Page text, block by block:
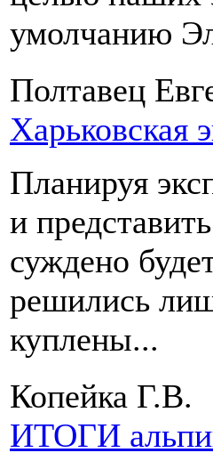
умолчанию
Полтавец
Планируя
и
суждено
решились
куплены...
Копейка Г.В.
ИТОГИ